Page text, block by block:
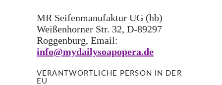
MR Seifenmanufaktur UG (hb)
Weißenhorner Str. 32, D-89297
Roggenburg, Email:
info@mydailysoapopera.de
VERANTWORTLICHE PERSON IN DER
EU